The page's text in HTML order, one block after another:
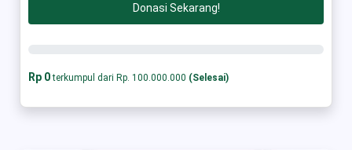
Donasi Sekarang!
Rp 0terkumpul dari Rp. 100.000.000 (Selesai)